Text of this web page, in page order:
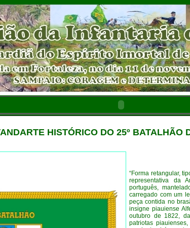
HISTÓRICO DO 25º BATALHÃO
“Forma retangular,
representativa da
português,
carregado com um
peça contida no
insigne piauiense
outubro de 1822,
patriotas